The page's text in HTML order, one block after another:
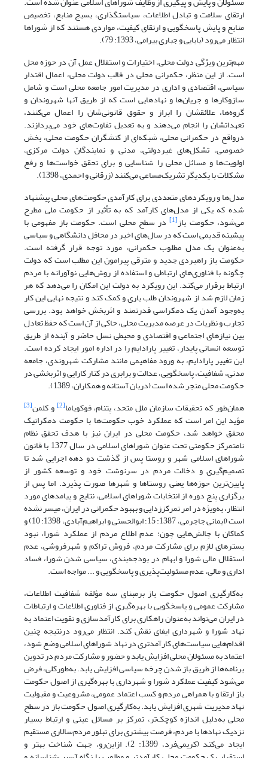
ارتقای سلامت و تبادل اطلاعات، سیاستگذاری، بسیج منابع، تخصیص
منابع و پایش پاسخگویی و ارتقای کیفیت، مواردی هستند که از شوراها
انتظار می‌رود (بابایی و جباری بیرامی، 1393: 79).
مهم‌ترین ویژگی دولت محلی، اختیارات و استقلال عمل آن در حوزه محل
است. از این منظر، حکمرانی محلی در قالب دولت محلی، اعمال اقتدار
سیاسی، اقتصادی و اداری در مدیریت امور جامعه محلی است و شامل
سازوکارها و جریان‌ها و نهادهایی است که از طریق آنها شهروندان و
گروه‌ها، علائقشان را ابراز و حقوق قانونی‌شان را اعمال می‌کنند،
تعهداتشان را انجام می‌دهند و به تعدیل تفاوت‌های خود می‌پردازند.
درواقع در حکمرانی محلی، شبکه‌ای از کنشگران حکومت محلی، بخش
خصوصی، تشکل‌های غیردولتی، مدنی و نمایندگان دولت مرکزی،
اولویت‌ها و مسائل محلی را شناسایی و برای تحقق خواست‌ها و رفع
مشکلات با یکدیگر تشریک‌مساعی می‌کنند (زرقانی و احمدی، 1398).
مدل‌ها و رویکردهای متعددی برای کارآمدی حکومت‌های محلی پیشنهاد
شده که یکی از مدل‌های کارآمد که به تأثیر از حکومت ملی مطرح
می‌شود، حکومت باز[1] در سطح محلی است. حکومت باز مفهومی با
پیشینه قدیمی است که در سال‌های اخیر در محافل دانشگاهی و سیاسی
به‌عنوان یک مدل مطلوب حکمرانی، مورد توجه قرار گرفته است.
حکومت باز راهبردی جدید و مترقی پیرامون این مطلب است که دولت
چگونه با فناوری‌های ارتباطی و استفاده از روش‌هایی نوآورانه با مردم
ارتباط برقرار می‌کند. این رویکرد به دولت این امکان را می‌دهد که هر
زمان لازم شد از شهروندان طلب یاری و کمک کند و نتیجه نهایی این کار
به‌وجود آمدن یک دمکراسی قدرتمند و اثربخش خواهد بود. بررسی
تجارب و نظریات در عرصه مدیریت محلی، حاکی از آن است که حفظ تعادل
بین نیازهای اجتماعی و اقتصادی و محیطی نسل حاضر و آینده از طریق
توسعه انسانی پایدار، تغییر پارادایم را در اداره امور ایجاد کرده است.
این تغییر پارادایم، به ورود مفاهیمی مانند مشارکت شهروندی، جامعه
مدنی، شفافیت، پاسخگویی، عدالت و برابری در کنار کارایی و اثربخشی در
حکومت محلی منجر شده است (دربان آستانه و همکاران، 1389).
همان‌طور که تحقیقات سازمان ملل متحد، پتنام، فوکویاما[2] و کلمن[3]
مؤید این امر است که عملکرد خوب حکومت‌ها با حکومت دمکراتیک
محقق خواهد شد، حکومت محلی در ایران نیز با هدف تحقق نظام
نامتمرکز حکومتی تحت عنوان شوراهای اسلامی در سال 1377 با قانون
شوراهای اسلامی شهر و روستا پس از گذشت دو دهه اجرایی شد تا
تصمیم‌گیری و دخالت مردم در سرنوشت خود و توسعه کشور از
پایین‌ترین حوزه‌ها یعنی روستاها و شهرها صورت پذیرد. اما پس از
برگزاری پنج دوره از انتخابات شوراهای اسلامی، نتایج و پیامدهای مورد
انتظار، به‌ویژه در امر تمرکززدایی و بهبود حکمرانی در ایران، میسر نشده
است (ایمانی جاجرمی، 1387: 15؛ ابوالحسنی و ابراهیم‌آبادی، 1398: 10) و
کماکان با چالش‌هایی چون؛ عدم اطلاع مردم از عملکرد شورا، نبود
بسترهای لازم برای مشارکت مردم، فروش تراکم و شهرفروشی، عدم
استقلال مالی شورا و ابهام در بودجه‌بندی، سیاسی شدن شورا، فساد
اداری و مالی، عدم مسئولیت‌پذیری و پاسخگویی و ... مواجه است.
به‌کارگیری اصول حکومت باز برمبنای سه مؤلفه شفافیت اطلاعات،
مشارکت عمومی و پاسخگویی با بهره‌گیری از فناوری اطلاعات و ارتباطات
در ایران می‌تواند به‌عنوان راهکاری برای کارآمدسازی و تقویت اعتماد به
نهاد شورا و شهرداری ایفای نقش کند. انتظار می‌رود درنتیجه چنین
اقدام‌هایی سیاست‌های کارآمدتری در نهاد شوراهای اسلامی وضع شود،
اعتماد به مسئولان محلی افزایش یابد و حضور و مشارکت مردم در تدوین
برنامه‌ها از طریق باز شدن چرخه سیاسی افزایش یابد. به‌طور‌کلی، فرض
می‌شود کیفیت عملکرد شورا و شهرداری با بهره‌گیری از اصول حکومت
باز ارتقا و با همراهی مردم و کسب اعتماد عمومی، مشروعیت و مقبولیت
نهاد مدیریت شهری افزایش یابد. به‌کارگیری اصول حکومت باز در سطح
محلی به‌دلیل اندازه کوچک‌تر، تمرکز بر مسائل عینی و ارتباط بسیار
نزدیک نهادها با مردم، فرصت بیشتری برای تبلور مردم‌سالاری مستقیم
ایجاد می‌کند (کریمی‌فرد، 1399: 2). از‌این‌رو، جهت شناخت بهتر و